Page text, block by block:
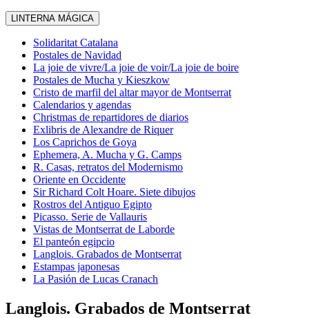
LINTERNA MÁGICA
Solidaritat Catalana
Postales de Navidad
La joie de vivre/La joie de voir/La joie de boire
Postales de Mucha y Kieszkow
Cristo de marfil del altar mayor de Montserrat
Calendarios y agendas
Christmas de repartidores de diarios
Exlibris de Alexandre de Riquer
Los Caprichos de Goya
Ephemera, A. Mucha y G. Camps
R. Casas, retratos del Modernismo
Oriente en Occidente
Sir Richard Colt Hoare. Siete dibujos
Rostros del Antiguo Egipto
Picasso. Serie de Vallauris
Vistas de Montserrat de Laborde
El panteón egipcio
Langlois. Grabados de Montserrat
Estampas japonesas
La Pasión de Lucas Cranach
Langlois. Grabados de Montserrat